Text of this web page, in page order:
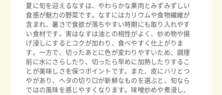
夏に旬を迎えるなすは、やわらかな果肉とみずみずしい
食感が魅力の野菜です。なすにはカリウムや食物繊維が
含まれ、暑さで食欲が落ちやすい時期にも取り入れやす
い食材です。実はなすは油との相性がよく、炒め物や揚
げ浸しにするとコクが加わり、食べやすく仕上がりま
す。一方で、切ったあとに色が変わりやすいため、調理
前に水にさらしたり、切ったら早めに加熱したりするこ
とが美味しさを保つポイントです。また、皮にハリとつ
やがあり、ヘタの切り口が新鮮なものを選ぶと、旬なら
ではの風味を感じやすくなります。味噌炒めや煮浸し、